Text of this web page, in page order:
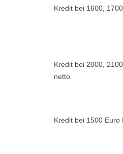
Kredit bei 1600,
Kredit bei 2000,
netto
Kredit bei 1500 Euro